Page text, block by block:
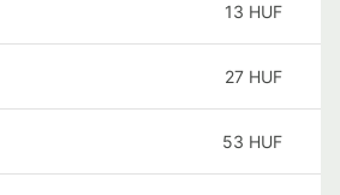
13 HUF
27 HUF
53 HUF